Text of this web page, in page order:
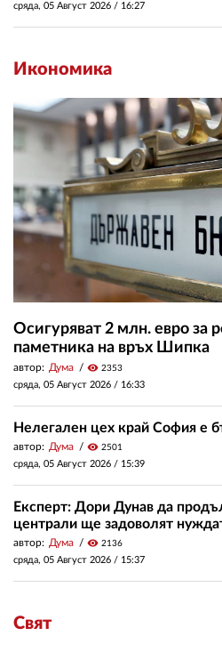
сряда, 05 Август 2026 / 16:27
Икономика
Осигуряват 2 млн. евро за
паметника на връх Шипка
автор: Дума visibility 2353
сряда, 05 Август 2026 / 16:33
Нелегален цех край София е
автор: Дума visibility 2501
сряда, 05 Август 2026 / 15:39
Експерт: Дори Дунав да
централи ще задоволят
автор: Дума visibility 2136
сряда, 05 Август 2026 / 15:37
Свят